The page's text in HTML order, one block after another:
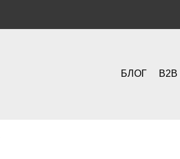
B2B
БЛОГ